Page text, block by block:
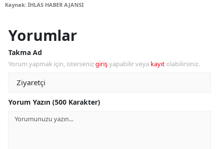
Kaynak: İHLAS HABER AJANSI
Yorumlar
Takma Ad
Yorum yapmak için, istersenizgirişyapabilir veya kayıt olabilirsiniz.
Yorum Yazın (500 Karakter)